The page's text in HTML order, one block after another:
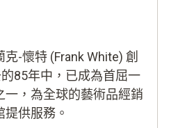
-懷特 (Frank White) 創
85年中，已成為首屈一
，為全球的藝術品經銷
供服務。